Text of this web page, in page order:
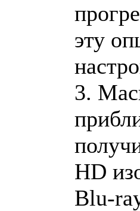
эту
3.
HD
Blu-